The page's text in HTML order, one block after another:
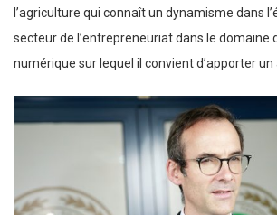
l’agriculture qui connaît un dynamisme dans
secteur de l’entrepreneuriat dans le domaine
numérique sur lequel il convient d’apporter